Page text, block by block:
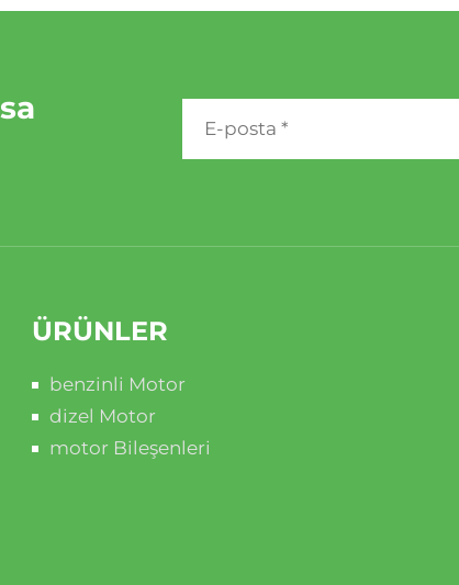
ÜRÜNLER
benzinli Motor
dizel Motor
motor Bileşenleri